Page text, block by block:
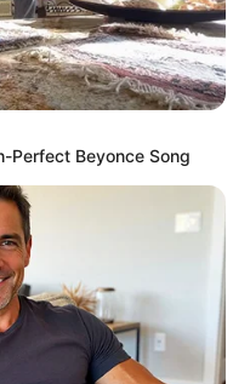
Happy Lifestyles
Perfect Beyonce Song